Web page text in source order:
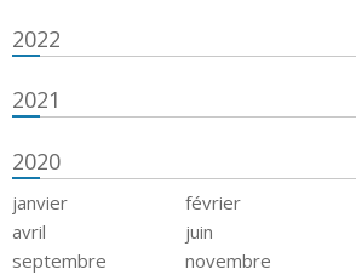
2022
2021
2020
janvier février
avril
juin
septembre
novembre